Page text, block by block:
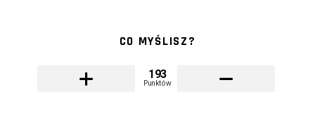
CO MYŚLISZ?
193
Punktów